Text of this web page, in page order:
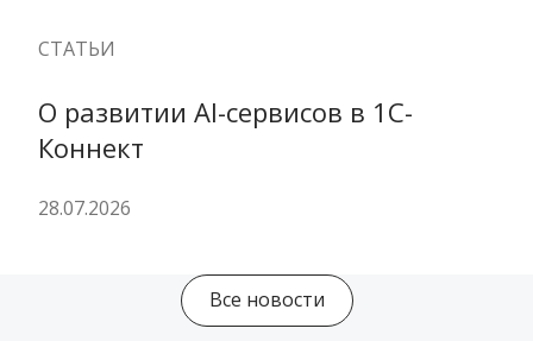
СТАТЬИ
О развитии AI-сервисов в 1С-
Коннект
28.07.2026
Все новости